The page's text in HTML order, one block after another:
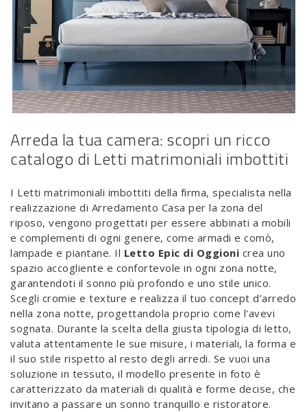
Arreda la tua camera: scopri un ricco
catalogo di Letti matrimoniali imbottiti
I Letti matrimoniali imbottiti della firma, specialista nella
realizzazione di Arredamento Casa per la zona del
riposo, vengono progettati per essere abbinati a mobili
e complementi di ogni genere, come armadi e comò,
lampade e piantane. Il Letto Epic di Oggioni crea uno
spazio accogliente e confortevole in ogni zona notte,
garantendoti il sonno più profondo e uno stile unico.
Scegli cromie e texture e realizza il tuo concept d’arredo
nella zona notte, progettandola proprio come l'avevi
sognata. Durante la scelta della giusta tipologia di letto,
valuta attentamente le sue misure, i materiali, la forma e
il suo stile rispetto al resto degli arredi. Se vuoi una
soluzione in tessuto, il modello presente in foto è
caratterizzato da materiali di qualità e forme decise, che
invitano a passare un sonno tranquillo e ristoratore.